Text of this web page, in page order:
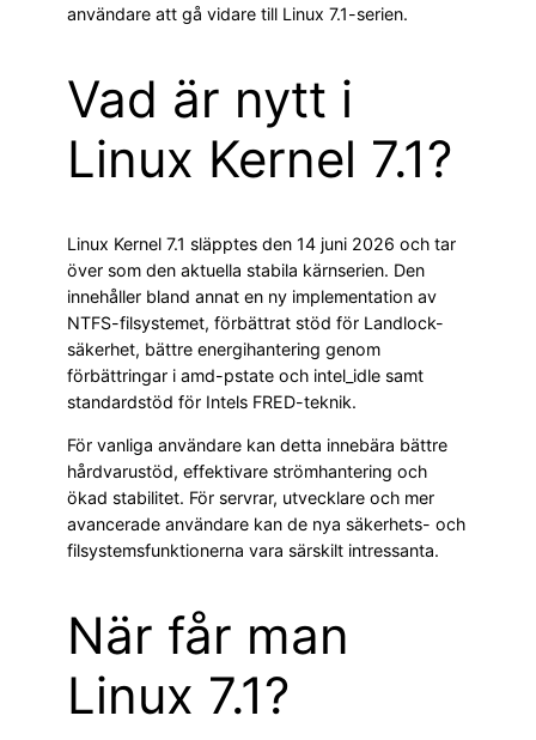
användare att gå vidare till Linux 7.1-serien.
Vad är nytt i
Linux Kernel 7.1?
Linux Kernel 7.1 släpptes den 14 juni 2026 och tar
över som den aktuella stabila kärnserien. Den
innehåller bland annat en ny implementation av
NTFS-filsystemet, förbättrat stöd för Landlock-
säkerhet, bättre energihantering genom
förbättringar i amd-pstate och intel_idle samt
standardstöd för Intels FRED-teknik.
För vanliga användare kan detta innebära bättre
hårdvarustöd, effektivare strömhantering och
ökad stabilitet. För servrar, utvecklare och mer
avancerade användare kan de nya säkerhets- och
filsystemsfunktionerna vara särskilt intressanta.
När får man
Linux 7.1?